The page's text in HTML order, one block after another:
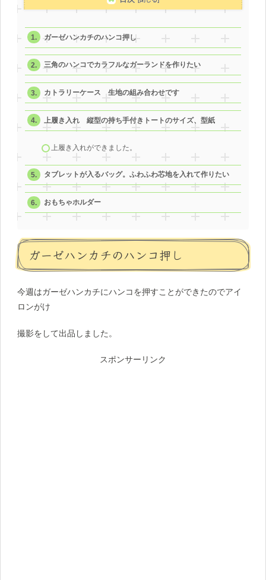
ガーゼハンカチのハンコ押し
三角のハンコでカラフルなガーランドを作りたい
カトラリーケース 生地の組み合わせです
上履き入れ 縦型の持ち手付きトートのサイズ、型紙
上履き入れができました。
タブレットが入るバッグ。ふわふわ芯地を入れて作りたい
おもちゃホルダー
ガーゼハンカチのハンコ押し
今週はガーゼハンカチにハンコを押すことができたのでアイ
ロンがけ
撮影をして出品しました。
スポンサーリンク